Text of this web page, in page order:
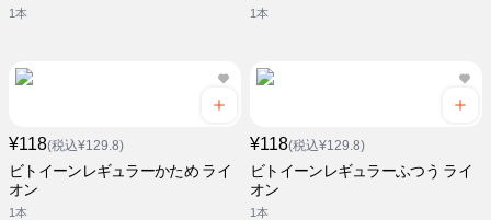
1本 1本
¥118(税込¥129.8)
ビトイーンレギュラーかため ライ
オン
1本
¥118(税込¥129.8)
ビトイーンレギュラーふつう ライ
オン
1本